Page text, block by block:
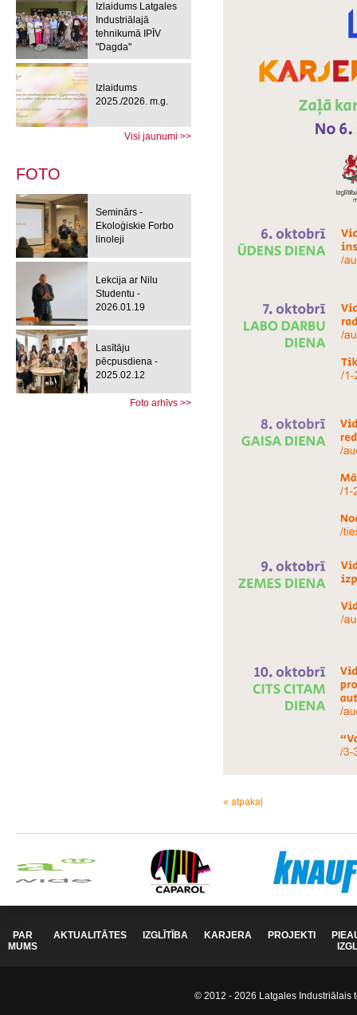
Izlaidums Latgales
Industriālajā
tehnikumā IPĪV
"Dagda"
Izlaidums
2025./2026. m.g.
Visi jaunumi >>
FOTO
Seminārs -
Ekoloģiskie Forbo
linoleji
Lekcija ar Nilu
Studentu -
2026.01.19
Lasītāju
pēcpusdiena -
2025.02.12
Foto arhīvs >>
« atpakaļ
PAR
MUMS
AKTUALITĀTES IZGLĪTĪBA KARJERA PROJEKTI
© 2012 - 2026 Latgales Industriālais